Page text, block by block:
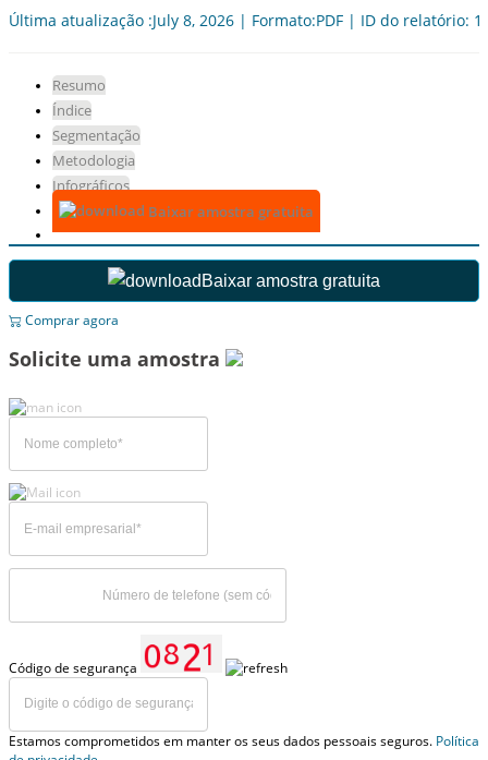
Última atualização :July 8, 2026 | Formato:PDF | ID do relatório:
Resumo
Índice
Segmentação
Metodologia
Infográficos
Baixar amostra gratuita
Baixar amostra gratuita
Comprar agora
Solicite uma amostra
Código de segurança
Estamos comprometidos em manter os seus dados pessoais seguros. Política